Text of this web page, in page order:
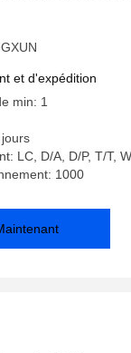
et
et d'expédition
min: 1
LC, D/A, D/P, T/T,
1000